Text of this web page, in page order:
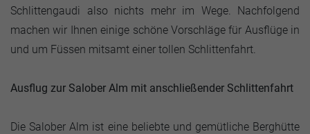
Schlittengaudi also nichts mehr im Wege. Nachfolgend
machen wir Ihnen einige schöne Vorschläge für Ausflüge in
und um Füssen mitsamt einer tollen Schlittenfahrt.
Ausflug zur Salober Alm mit anschließender Schlittenfahrt
Die Salober Alm ist eine beliebte und gemütliche Berghütte